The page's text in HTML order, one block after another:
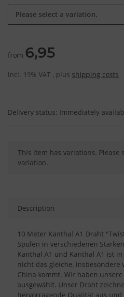
Please select a variation.
from 6,95
incl. 19% VAT , plus shipping costs
Delivery status: Immediately
x
This item has variations. Please
variation.
Description
10 Meter Kanthal A1 Draht
Spulen in verschiedenen
Kanthal A1 und Kanthal A1 ist
nicht das gleiche, insbesondere
China kommt. Wir haben
ausgewählt. Unser Draht
hervorragende Qualität aus